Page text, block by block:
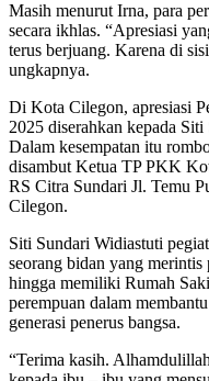
Masih menurut Irna, para
secara ikhlas. “Apresiasi
terus berjuang. Karena di
ungkapnya.
Di Kota Cilegon, apresiasi
2025 diserahkan kepada
Dalam kesempatan itu
disambut Ketua TP PKK
RS Citra Sundari Jl. Temu
Cilegon.
Siti Sundari Widiastuti
seorang bidan yang merintis
hingga memiliki Rumah
perempuan dalam
generasi penerus bangsa.
“Terima kasih.